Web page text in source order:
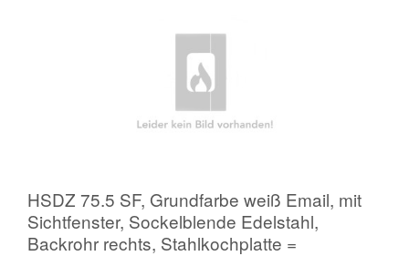
HSDZ 75.5 SF, Grundfarbe weiß Email, mit
Sichtfenster, Sockelblende Edelstahl,
Backrohr rechts, Stahlkochplatte =